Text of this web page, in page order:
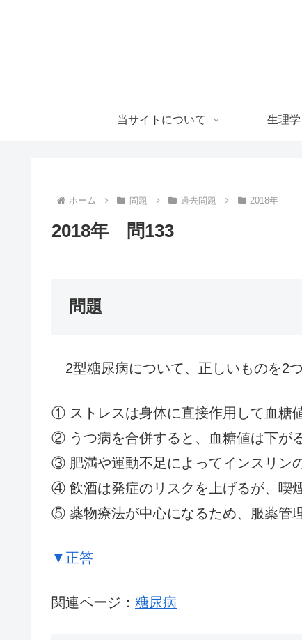
当サイトについて 生理学
ホーム 問題 過去問題 2018年
2018年 問133
問題
2型糖尿病について、正しいものを2つ
① ストレスは身体に直接作用して血糖
② うつ病を合併すると、血糖値は下が
③ 肥満や運動不足によってインスリン
④ 飲酒は発症のリスクを上げるが、喫
⑤ 薬物療法が中心になるため、服薬管
▼正答
関連ページ： 糖尿病